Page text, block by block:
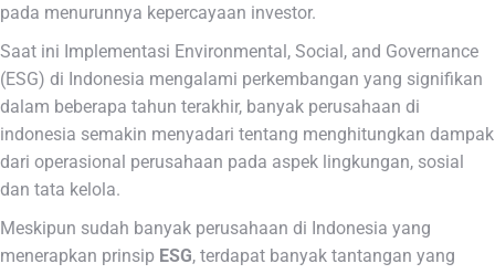
pada menurunnya kepercayaan investor.
Saat ini Implementasi Environmental, Social, and Governance
(ESG) di Indonesia mengalami perkembangan yang signifikan
dalam beberapa tahun terakhir, banyak perusahaan di
indonesia semakin menyadari tentang menghitungkan dampak
dari operasional perusahaan pada aspek lingkungan, sosial
dan tata kelola.
Meskipun sudah banyak perusahaan di Indonesia yang
menerapkan prinsip ESG, terdapat banyak tantangan yang